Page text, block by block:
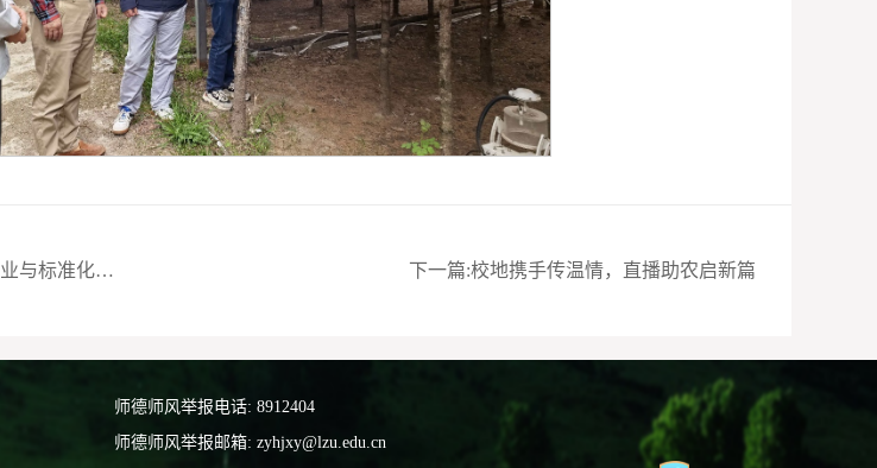
上一篇: 兰州大学成功入选全国首批专业与标准化教育融合试点 下一篇:校地携手传温情，直播助农启新篇
师德师风举报电话: 8912404
师德师风举报邮箱: zyhjxy@lzu.edu.cn